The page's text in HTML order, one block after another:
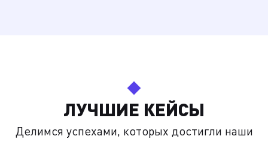
ЛУЧШИЕ КЕЙСЫ
Делимся успехами, которых достигли наши